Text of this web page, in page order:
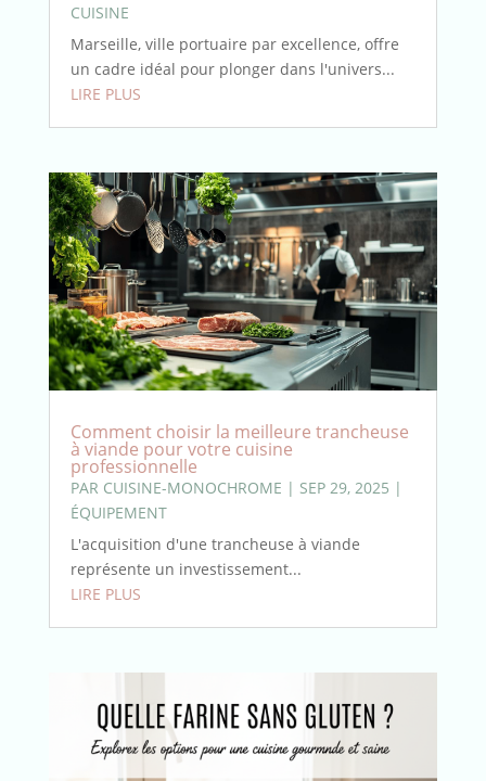
CUISINE
Marseille, ville portuaire par excellence, offre
un cadre idéal pour plonger dans l'univers...
LIRE PLUS
Comment choisir la meilleure trancheuse
à viande pour votre cuisine
professionnelle
PAR CUISINE-MONOCHROME | SEP 29, 2025 |
ÉQUIPEMENT
L'acquisition d'une trancheuse à viande
représente un investissement...
LIRE PLUS